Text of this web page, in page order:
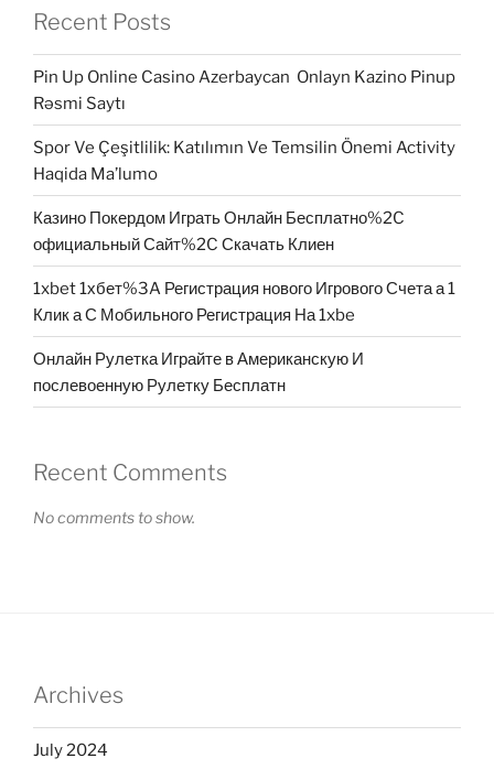
Recent Posts
Pin Up Online Casino Azerbaycan ️ Onlayn Kazino Pinup
Rəsmi Saytı
Spor Ve Çeşitlilik: Katılımın Ve Temsilin Önemi Activity
Haqida Ma’lumo
Казино Покердом Играть Онлайн Бесплатно%2C
официальный Сайт%2C Скачать Клиен
1xbet 1хбет%3A Регистрация нового Игрового Счета а 1
Клик а С Мобильного Регистрация На 1xbe
Онлайн Рулетка Играйте в Американскую И
послевоенную Рулетку Бесплатн
Recent Comments
No comments to show.
Archives
July 2024